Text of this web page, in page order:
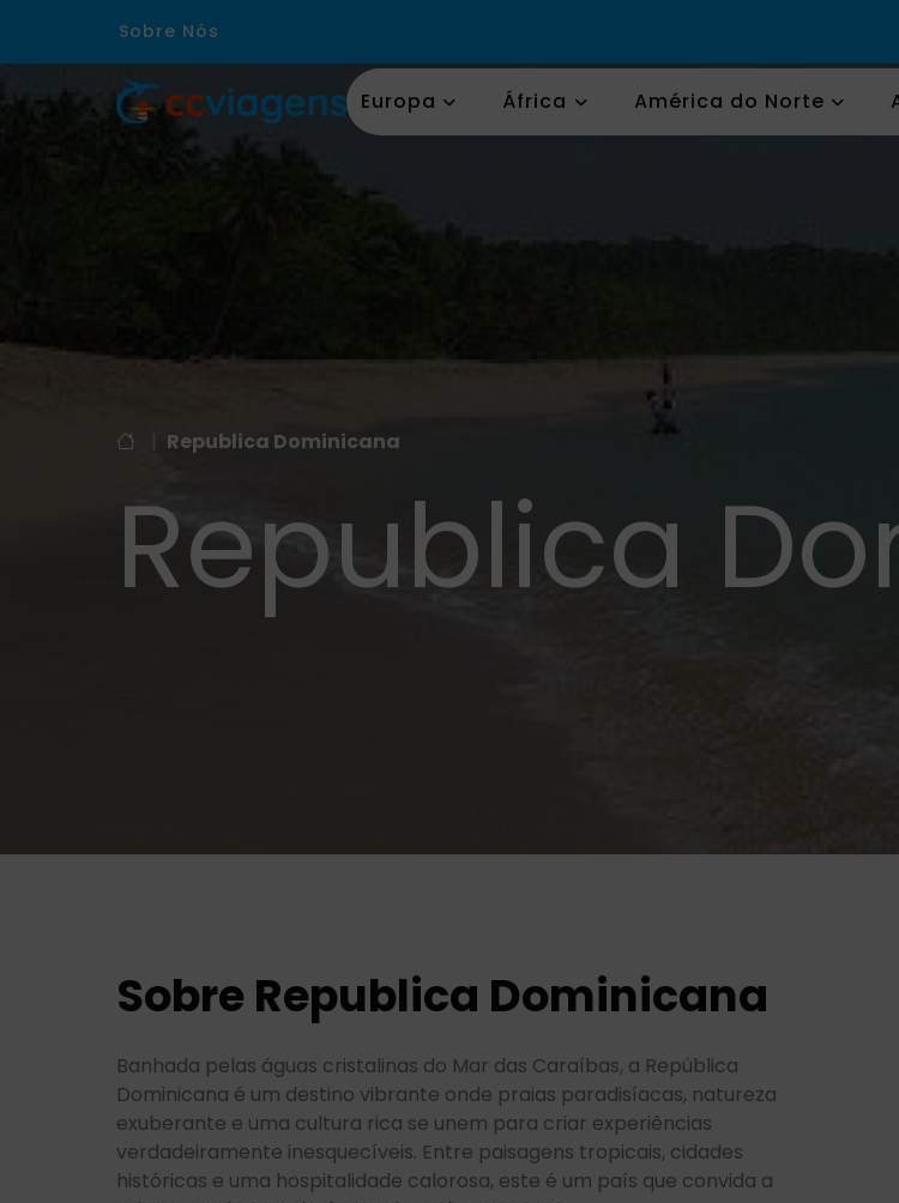
Sobre Nós
Europa África América do Norte
Republica Dominicana
Republica
Sobre Republica Dominicana
Banhada pelas águas cristalinas do Mar das Caraíbas, a República
Dominicana é um destino vibrante onde praias paradisíacas, natureza
exuberante e uma cultura rica se unem para criar experiências
verdadeiramente inesquecíveis. Entre paisagens tropicais, cidades
históricas e uma hospitalidade calorosa, este é um país que convida a